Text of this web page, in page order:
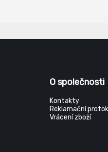
O společnosti
Kontakty
Reklamační
Vrácení zboží